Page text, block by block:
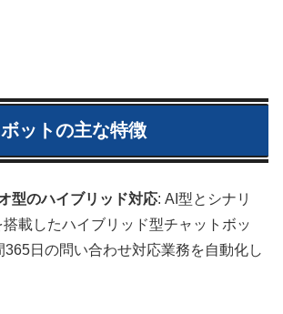
ットの主な特徴
型のハイブリッド対応: AI型とシナリ
載したハイブリッド型チャットボッ
365日の問い合わせ対応業務を自動化し